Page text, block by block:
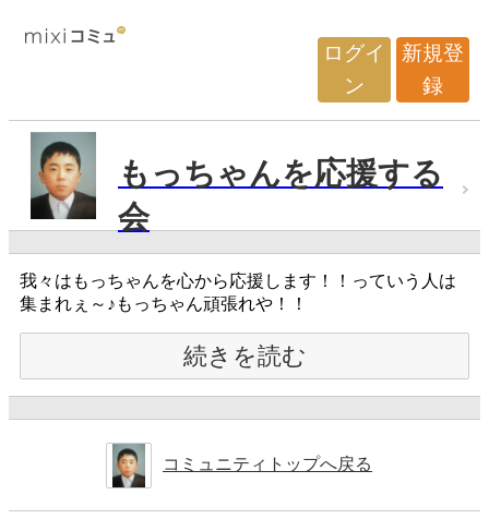
ログイ
ン
新規登
録
もっちゃんを応援する
会
我々はもっちゃんを心から応援します！！っていう人は
集まれぇ～♪もっちゃん頑張れや！！
続きを読む
コミュニティトップへ戻る